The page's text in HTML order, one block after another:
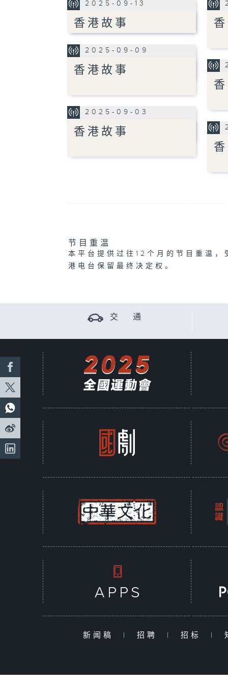
2025-09-13
香港故事
2025-09-09
香港故事
2025-09-03
香港故事
节目重温
本平台提供过往12个月的节目重温
港电台保留最终决定权。
交 通
新闻稿 | 招聘 | 招标 |